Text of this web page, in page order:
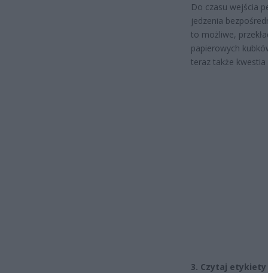
Do czasu wejścia
jedzenia
to możliwe,
papierowych
teraz także kwestia
3. Czytaj